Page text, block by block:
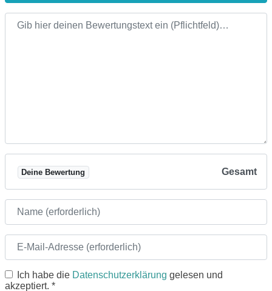
Bewertungstext
Deine Bewertung Gesamt
Name
E-Mail
Ich habe die Datenschutzerklärung gelesen und
akzeptiert. *